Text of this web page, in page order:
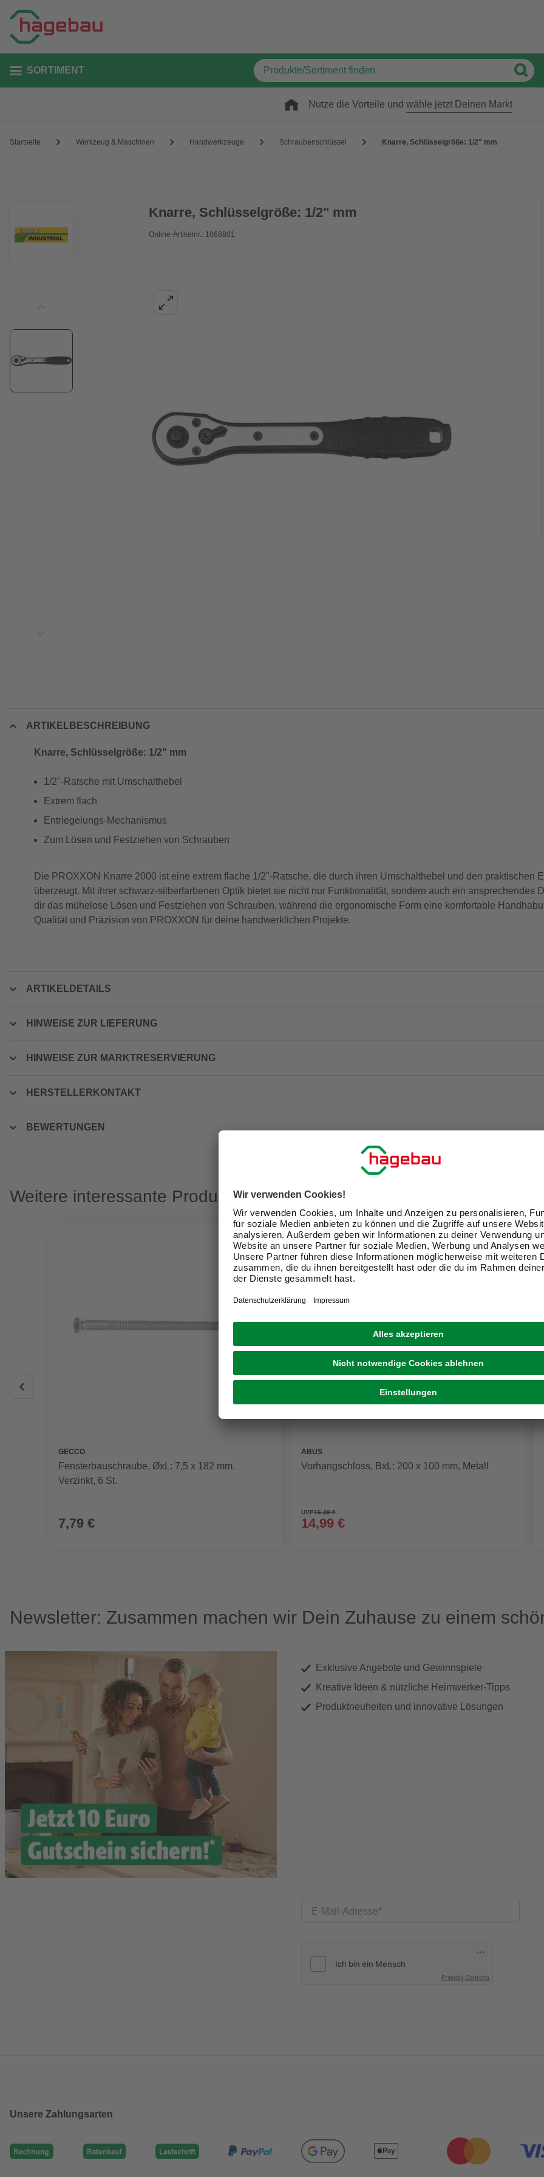
SORTIMENT
Nutze die Vorteile und wähle jetzt Deinen Markt
Startseite Werkzeug & Maschinen Handwerkzeuge Schraubenschlüssel Knarre, Schlüsselgröße: 1/2" mm
Knarre, Schlüsselgröße: 1/2" mm
Online-Artikelnr.: 1068801
ARTIKELBESCHREIBUNG
Knarre, Schlüsselgröße: 1/2" mm
1/2"-Ratsche mit Umschalthebel
Extrem flach
Entriegelungs-Mechanismus
Zum Lösen und Festziehen von Schrauben
Die PROXXON Knarre 2000 ist eine extrem flache 1/2"-Ratsche, die durch ihren Umschalthebel und den praktischen
überzeugt. Mit ihrer schwarz-silberfarbenen Optik bietet sie nicht nur Funktionalität, sondern auch ein ansprechendes
dir das mühelose Lösen und Festziehen von Schrauben, während die ergonomische Form eine komfortable
Qualität und Präzision von PROXXON für deine handwerklichen Projekte.
ARTIKELDETAILS
HINWEISE ZUR LIEFERUNG
HINWEISE ZUR MARKTRESERVIERUNG
HERSTELLERKONTAKT
BEWERTUNGEN
Weitere interessante Produkte
GECCO
Fensterbauschraube, ØxL: 7,5 x 182 mm,
Verzinkt, 6 St.
7,79 €
ABUS
Vorhangschloss, BxL: 200 x 100 mm, Metall
UVP16,49 €
14,99 €
Newsletter: Zusammen machen wir Dein Zuhause zu einem
Exklusive Angebote und Gewinnspiele
Kreative Ideen & nützliche Heimwerker-Tipps
Produktneuheiten und innovative Lösungen
E-Mail-Adresse
Friendly Captcha
Unsere Zahlungsarten